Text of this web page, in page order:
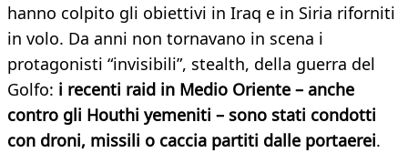
hanno colpito gli obiettivi in Iraq e in Siria riforniti
in volo. Da anni non tornavano in scena i
protagonisti “invisibili”, stealth, della guerra del
Golfo: i recenti raid in Medio Oriente – anche
contro gli Houthi yemeniti – sono stati condotti
con droni, missili o caccia partiti dalle portaerei.